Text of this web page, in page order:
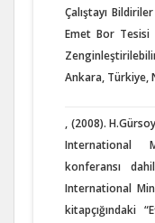
Çalıştayı
Emet Bor Tesisi
Ankara, Türkiye,
, (2008).
International
konferansı
International
kitapçığındaki